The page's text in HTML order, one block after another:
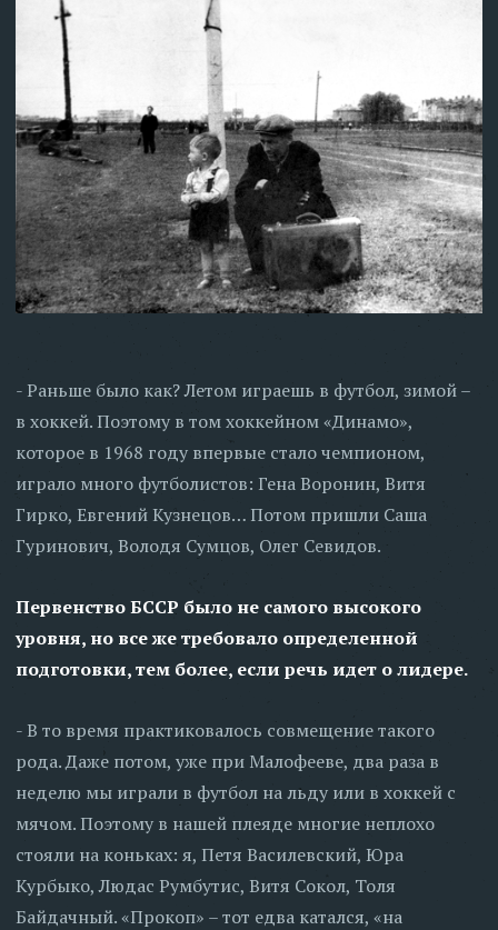
- Раньше было как? Летом играешь в футбол, зимой –
в хоккей. Поэтому в том хоккейном «Динамо»,
которое в 1968 году впервые стало чемпионом,
играло много футболистов: Гена Воронин, Витя
Гирко, Евгений Кузнецов… Потом пришли Саша
Гуринович, Володя Сумцов, Олег Севидов.
Первенство БССР было не самого высокого
уровня, но все же требовало определенной
подготовки, тем более, если речь идет о лидере.
- В то время практиковалось совмещение такого
рода. Даже потом, уже при Малофееве, два раза в
неделю мы играли в футбол на льду или в хоккей с
мячом. Поэтому в нашей плеяде многие неплохо
стояли на коньках: я, Петя Василевский, Юра
Курбыко, Людас Румбутис, Витя Сокол, Толя
Байдачный. «Прокоп» – тот едва катался, «на